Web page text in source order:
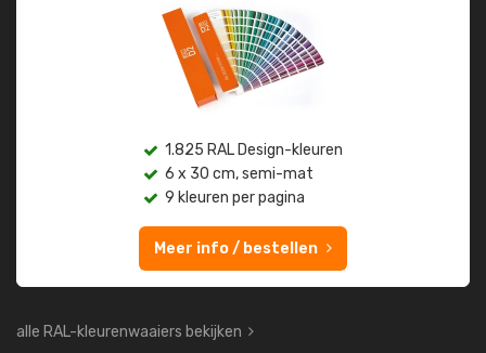
1.825 RAL Design-kleuren
6 x 30 cm, semi-mat
9 kleuren per pagina
Meer info / bestellen
alle RAL-kleurenwaaiers bekijken